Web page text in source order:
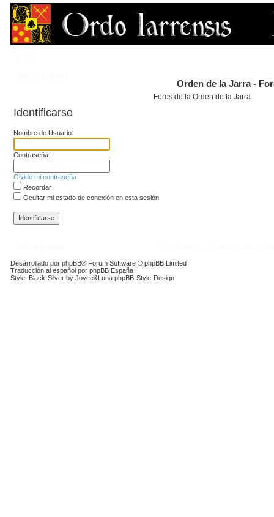
Orden de la Jarra -
Foros de la Orden de la Jarra
Identificarse
Nombre de Usuario:
Contraseña:
Olvidé mi contraseña
Recordar
Ocultar mi estado de conexión en esta sesión
Desarrollado por phpBB® Forum Software © phpBB Limited
Traducción al español por phpBB España
Style: Black-Silver by Joyce&Luna phpBB-Style-Design